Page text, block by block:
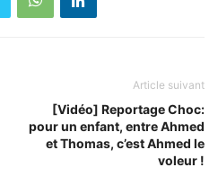
Article suivant
[Vidéo] Reportage Choc:
pour un enfant, entre Ahmed
et Thomas, c’est Ahmed le
voleur !